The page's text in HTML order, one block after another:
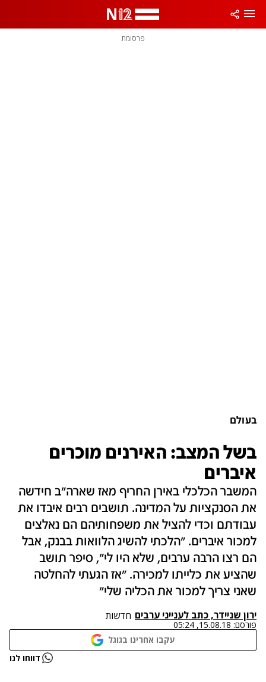
פרסומת
בעולם
בשל המצב: האירנים מוכרים
איברים
המשבר הכלכלי באירן החריף מאז שארה"ב חידשה
את הסנקציות על המדינה. תושבים רבים איבדו את
עבודתם וכדי להציל את משפחותיהם הם נאלצים
למכור איברים. "הלכתי להשיג הלוואות בבנק, אבל
הם רצו הרבה ערבים, שלא היו לי", סיפר תושב
שהציע את כלייתו למכירה. "אז הגעתי להחלטה
שאני צריך למכור את הכליה שלי"
ירון שניידר, כתב לענייני ערבים חדשות
פורסם: 15.08.18, 05:24
עקבו אחרינו בגוגל
נתקלנו בבעיה דווחו לנו